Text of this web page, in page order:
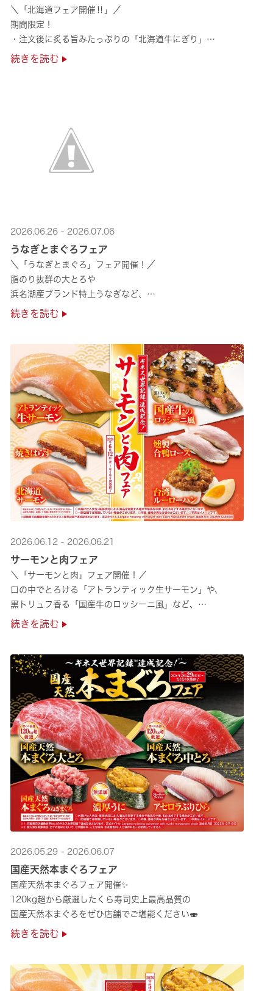
＼「北海道フェア開催‼」／
期間限定！
・注文後に炙る旨みたっぷりの「北海道牛にぎり」
・濃厚な甘みの「北海道ほたて」
続きを読む
2026.06.26 - 2026.07.06
うなぎとまぐろフェア
＼「うなぎとまぐろ」フェア開催！／
脂のり抜群の大とろや
浜名湖産ブランド特上うなぎなど、
夏のスタミナ補給にぴったりのメニューが勢揃い✨
続きを読む
2026.06.12 - 2026.06.21
サーモンと肉フェア
＼「サーモンと肉」フェア開催！／
口の中でとろける「アトランティック生サーモン」や、
黒トリュフ香る「国産牛のロッシーニ風」など、
圧倒的な贅沢感をぜひ店舗でご堪能ください🍣
続きを読む
2026.05.29 - 2026.06.07
国産天然本まぐろフェア
国産天然本まぐろフェア開催✨
120kg超から厳選したくら寿司史上最高品質の
国産天然本まぐろをぜひ店舗でご堪能ください🍣
続きを読む